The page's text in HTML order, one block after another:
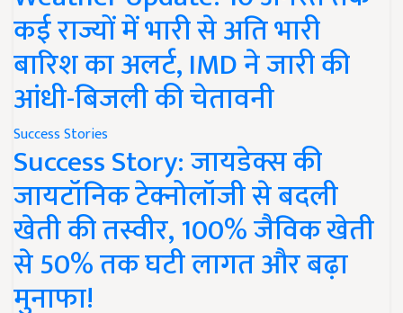
कई राज्यों में भारी से अति भारी
बारिश का अलर्ट, IMD ने जारी की
आंधी-बिजली की चेतावनी
Success Stories
Success Story: जायडेक्स की
जायटॉनिक टेक्नोलॉजी से बदली
खेती की तस्वीर, 100% जैविक खेती
से 50% तक घटी लागत और बढ़ा
मुनाफा!